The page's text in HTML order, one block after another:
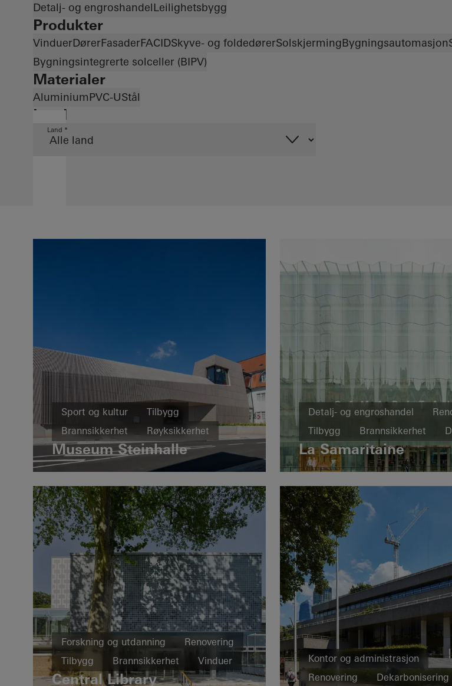
Detalj- og engroshandelLeilighetsbygg
Produkter
VinduerDørerFasaderFACIDSkyve- og foldedørerSolskjermingBygningsautomasjon
Bygningsintegrerte solceller (BIPV)
Materialer
AluminiumPVC-UStål
Land
Land *
Sport og kultur
Tilbygg
Brannsikkerhet
Røyksikkerhet
Design og estetikk
Vinduer
Dører
Brann- og røyksikkerhet
Sikkerhet
Germany
Museum Steinhalle
Detalj- og engroshandel
Tilbygg
Brannsikkerhet
Fasader
Brann- og
France
La Samaritaine
Forskning og utdanning
Renovering
Tilbygg
Brannsikkerhet
Vinduer
Dører
Fasader
Central Library
Kontor og administrasjon
Renovering
Dekarbonisering